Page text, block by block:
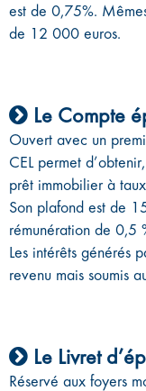
est de 0,75%.
de 12 000 euros.
Le Compte
Ouvert avec un
CEL permet
prêt immobilier à
Son plafond est de
rémunération de 0,5
Les intérêts générés
revenu mais soumis
Le Livret
Réservé aux foyers